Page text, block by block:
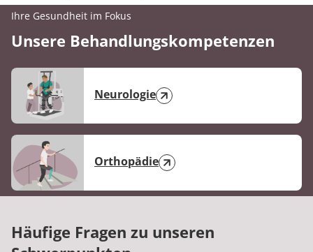
Ihre Gesundheit im Fokus
Unsere Behandlungskompetenzen
Neurologie
Orthopädie
Häufige Fragen zu unseren